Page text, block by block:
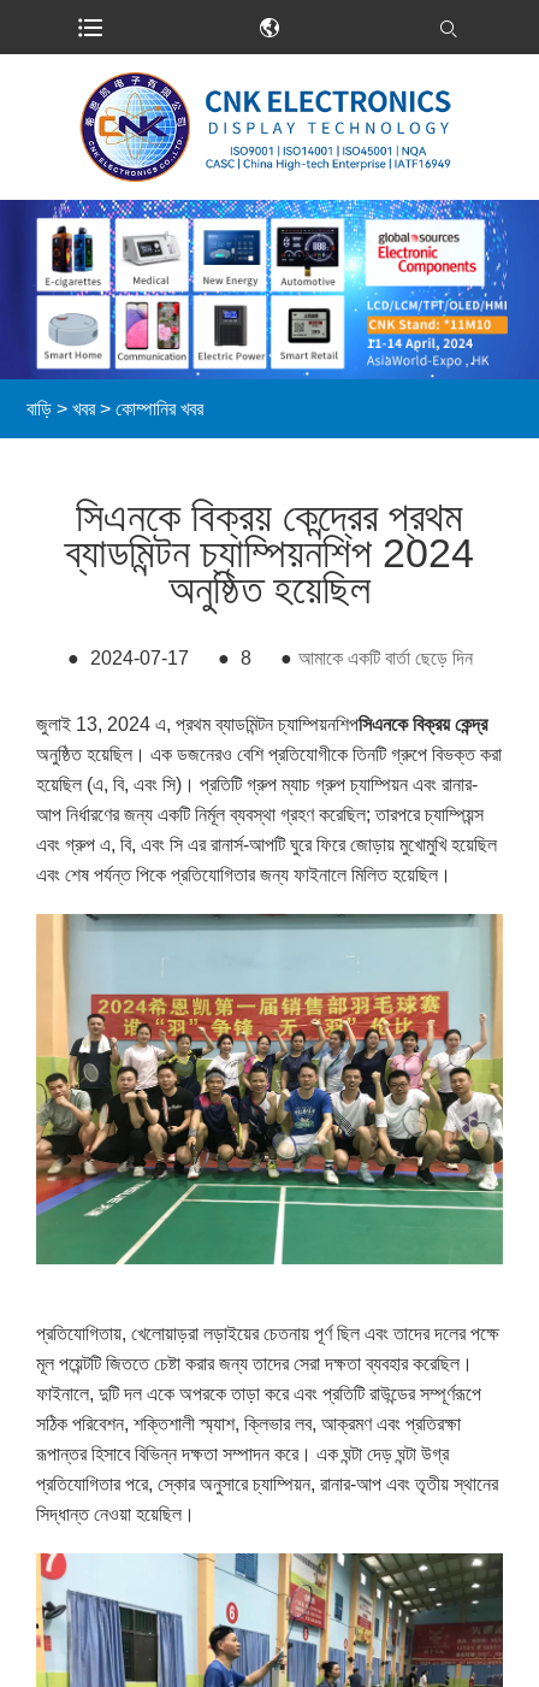
বাড়ি > খবর>কোম্পানির খবর
সিএনকে বিক্রয় কেন্দ্রের প্রথম
ব্যাডমিন্টন চ্যাম্পিয়নশিপ 2024
অনুষ্ঠিত হয়েছিল
● 2024-07-17 ● 8 ● আমাকে একটি বার্তা ছেড়ে দিন
জুলাই 13, 2024 এ, প্রথম ব্যাডমিন্টন চ্যাম্পিয়নশিপসিএনকে বিক্রয় কেন্দ্র
অনুষ্ঠিত হয়েছিল। এক ডজনেরও বেশি প্রতিযোগীকে তিনটি গ্রুপে বিভক্ত করা
হয়েছিল (এ, বি, এবং সি)। প্রতিটি গ্রুপ ম্যাচ গ্রুপ চ্যাম্পিয়ন এবং রানার-
আপ নির্ধারণের জন্য একটি নির্মূল ব্যবস্থা গ্রহণ করেছিল; তারপরে চ্যাম্পিয়ন্স
এবং গ্রুপ এ, বি, এবং সি এর রানার্স-আপটি ঘুরে ফিরে জোড়ায় মুখোমুখি হয়েছিল
এবং শেষ পর্যন্ত পিকে প্রতিযোগিতার জন্য ফাইনালে মিলিত হয়েছিল।
প্রতিযোগিতায়, খেলোয়াড়রা লড়াইয়ের চেতনায় পূর্ণ ছিল এবং তাদের দলের পক্ষে
মূল পয়েন্টটি জিততে চেষ্টা করার জন্য তাদের সেরা দক্ষতা ব্যবহার করেছিল।
ফাইনালে, দুটি দল একে অপরকে তাড়া করে এবং প্রতিটি রাউন্ডের সম্পূর্ণরূপে
সঠিক পরিবেশন, শক্তিশালী স্ম্যাশ, ক্লিভার লব, আক্রমণ এবং প্রতিরক্ষা
রূপান্তর হিসাবে বিভিন্ন দক্ষতা সম্পাদন করে। এক ঘন্টা দেড় ঘন্টা উগ্র
প্রতিযোগিতার পরে, স্কোর অনুসারে চ্যাম্পিয়ন, রানার-আপ এবং তৃতীয় স্থানের
সিদ্ধান্ত নেওয়া হয়েছিল।